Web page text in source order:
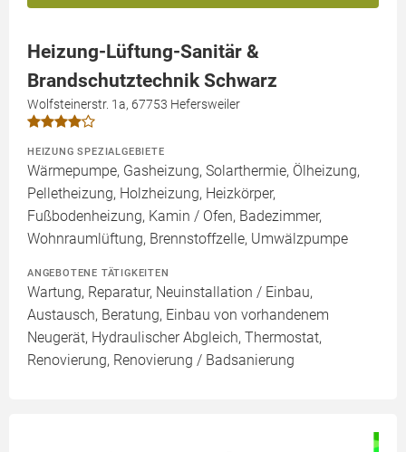
Heizung-Lüftung-Sanitär &
Brandschutztechnik Schwarz
Wolfsteinerstr. 1a, 67753 Hefersweiler
HEIZUNG SPEZIALGEBIETE
Wärmepumpe, Gasheizung, Solarthermie, Ölheizung,
Pelletheizung, Holzheizung, Heizkörper,
Fußbodenheizung, Kamin / Ofen, Badezimmer,
Wohnraumlüftung, Brennstoffzelle, Umwälzpumpe
ANGEBOTENE TÄTIGKEITEN
Wartung, Reparatur, Neuinstallation / Einbau,
Austausch, Beratung, Einbau von vorhandenem
Neugerät, Hydraulischer Abgleich, Thermostat,
Renovierung, Renovierung / Badsanierung